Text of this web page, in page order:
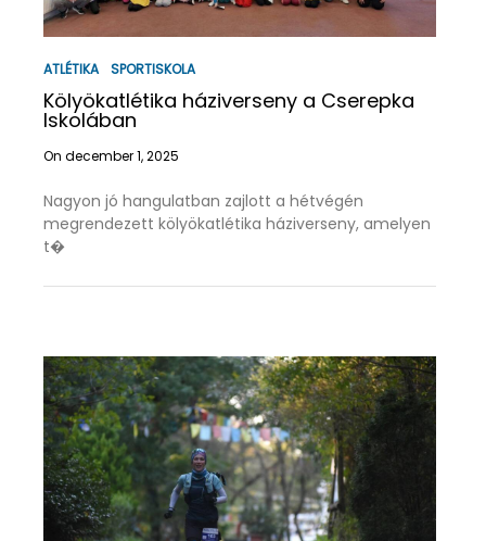
ATLÉTIKA SPORTISKOLA
Kölyökatlétika háziverseny a Cserepka
Iskolában
On december 1, 2025
Nagyon jó hangulatban zajlott a hétvégén
megrendezett kölyökatlétika háziverseny, amelyen
t�